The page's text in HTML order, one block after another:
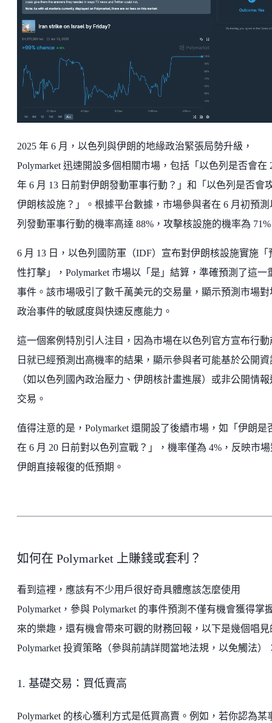
2025 年 6 月，以色列與伊朗的地緣政治緊張局勢升級，
Polymarket 迅速開設多個相關市場，包括「以色列是否會在
年 6 月 13 日前對伊朗發動軍事行動？」和「以色列是否會
伊朗核設施？」。根據平台數據，市場參與者在 6 月初預測
列發動軍事行動的機率高達 88%，攻擊核設施的機率為
6 月 13 日，以色列國防軍（IDF）宣布對伊朗核設施實施「
性打擊」，Polymarket 市場以「是」結算，準確預測了這一
事件。該市場吸引了數千萬美元的交易量，顯示預測市場對
政治事件的敏感度與快速反應能力。
這一個案例特別引人注目，因為市場在以色列官方宣布行動
日就已經預測出高機率的結果，顯示參與者可能基於公開資
（如以色列國內政治壓力、伊朗核計畫進展）或非公開情報
交易。
值得注意的是，Polymarket 還開設了後續市場，如「伊朗是
在 6 月 20 日前對以色列宣戰？」，機率僅為 4%，反映市
伊朗直接報復的低預期。
如何在 Polymarket 上賺錢或套利？
看到這裡，應該有不少用戶很好奇具體應該怎麼使用
Polymarket，參與 Polymarket 的事件預測不僅有機會獲得掌
來的樂趣，還有機會帶來可觀的財務回報，以下是幾個唱見
Polymarket 投資策略（參與前請詳閱當地法規，以免觸法）
1. 基礎交易：買低賣高
Polymarket 的核心獲利方式是低買高賣。例如，若你認為某